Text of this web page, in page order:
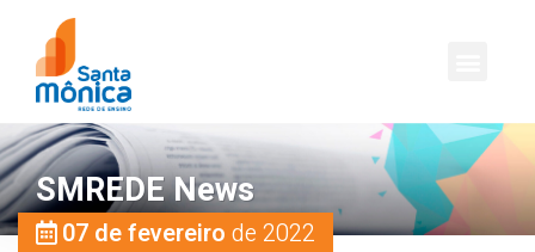
SMREDE News
07 de fevereiro de 2022